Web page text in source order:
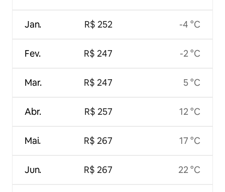
Jan.
Fev.
Mar.
Abr.
Mai.
Jun.
R$ 252
R$ 247
R$ 247
R$ 257
R$ 267
R$ 267
-4 °C
-2 °C
5 °C
12 °C
17 °C
22 °C